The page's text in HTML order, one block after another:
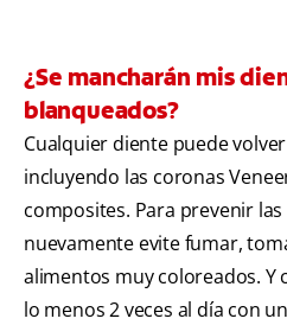
¿Se mancharán mis
blanqueados?
Cualquier diente puede
incluyendo las coronas
composites. Para prevenir
nuevamente evite fumar,
alimentos muy coloreados. Y
lo menos 2 veces al día con